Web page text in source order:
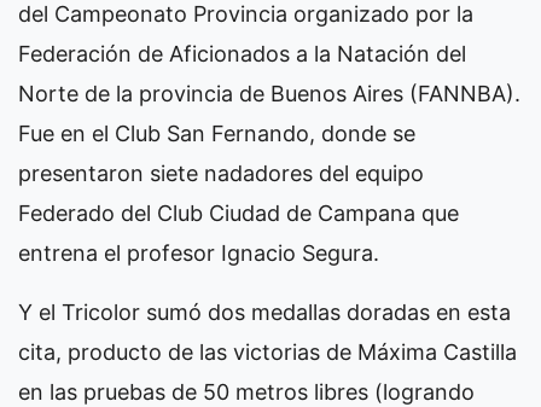
del Campeonato Provincia organizado por la
Federación de Aficionados a la Natación del
Norte de la provincia de Buenos Aires (FANNBA).
Fue en el Club San Fernando, donde se
presentaron siete nadadores del equipo
Federado del Club Ciudad de Campana que
entrena el profesor Ignacio Segura.
Y el Tricolor sumó dos medallas doradas en esta
cita, producto de las victorias de Máxima Castilla
en las pruebas de 50 metros libres (logrando